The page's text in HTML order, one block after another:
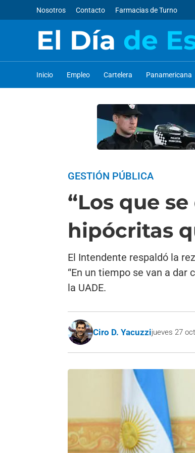
Nosotros Contacto Farmacias de Turno
El Día de
Inicio Empleo Cartelera Panamericana
GESTIÓN PÚBLICA
“Los que
hipócritas
El Intendente respaldó la
“En un tiempo se van a dar
la UADE.
Ciro D. Yacuzzijueves 27